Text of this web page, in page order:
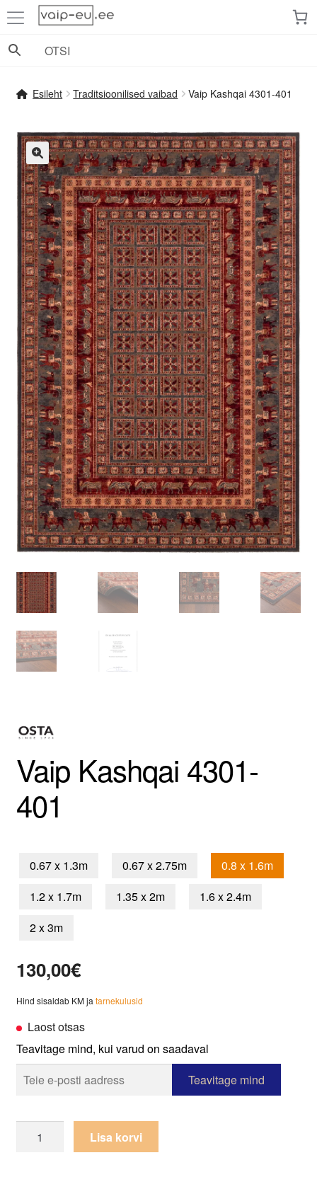
Liigu
navigeerimisele
Liigu
sisu
juurde
Esileht Traditsioonilised vaibad Vaip Kashqai 4301-401
🔍
Vaip Kashqai 4301-
401
0.67 x 1.3m 0.67 x 2.75m
0.8 x 1.6m
1.2 x 1.7m
1.35 x 2m
1.6 x 2.4m
2 x 3m
130,00€
Hind sisaldab KM ja tarnekulusid
Laost otsas
Teavitage mind, kui varud on saadaval
Kashqai
Lisa korvi